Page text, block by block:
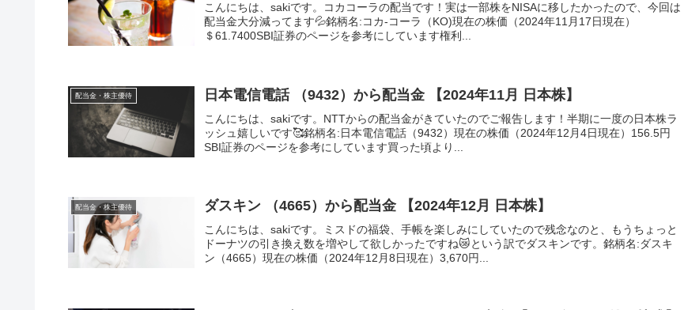
こんにちは、sakiです。コカコーラの配当です！実は一部株をNISAに移したかったので、今回は
配当金大分減ってます💦銘柄名:コカ-コーラ（KO)現在の株価（2024年11月17日現在）
＄61.7400SBI証券のページを参考にしています権利...
配当金・株主優待 日本電信電話 （9432）から配当金 【2024年11月 日本株】
こんにちは、sakiです。NTTからの配当金がきていたのでご報告します！半期に一度の日本株ラ
ッシュ嬉しいです🥰銘柄名:日本電信電話（9432）現在の株価（2024年12月4日現在）156.5円
SBI証券のページを参考にしています買った頃より...
配当金・株主優待 ダスキン （4665）から配当金 【2024年12月 日本株】
こんにちは、sakiです。ミスドの福袋、手帳を楽しみにしていたので残念なのと、もうちょっと
ドーナツの引き換え数を増やして欲しかったですね😿という訳でダスキンです。銘柄名:ダスキ
ン（4665）現在の株価（2024年12月8日現在）3,670円...